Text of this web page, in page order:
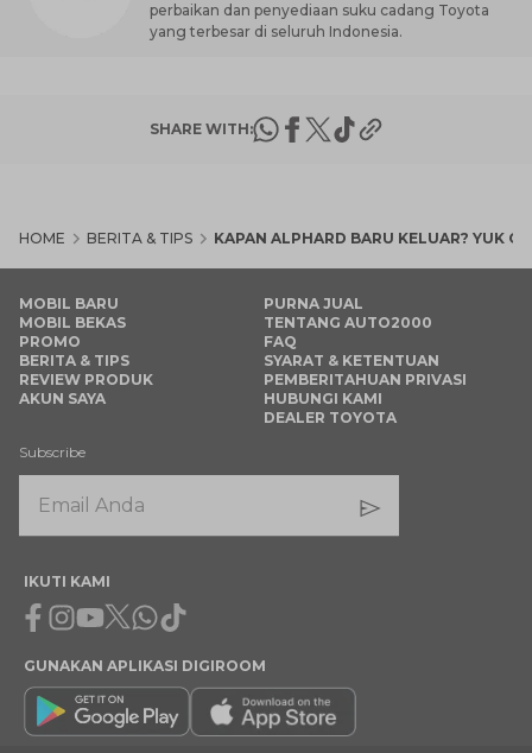
perbaikan dan penyediaan suku cadang Toyota
yang terbesar di seluruh Indonesia.
SHARE WITH:
HOME BERITA & TIPS KAPAN ALPHARD BARU KELUAR? YUK
MOBIL BARU
MOBIL BEKAS
PROMO
BERITA & TIPS
REVIEW PRODUK
AKUN SAYA
PURNA JUAL
TENTANG AUTO2000
FAQ
SYARAT & KETENTUAN
PEMBERITAHUAN PRIVASI
HUBUNGI KAMI
DEALER TOYOTA
Subscribe
IKUTI KAMI
Facebook
Instagram
Youtube
X Whatsapp
Tiktok
GUNAKAN APLIKASI DIGIROOM